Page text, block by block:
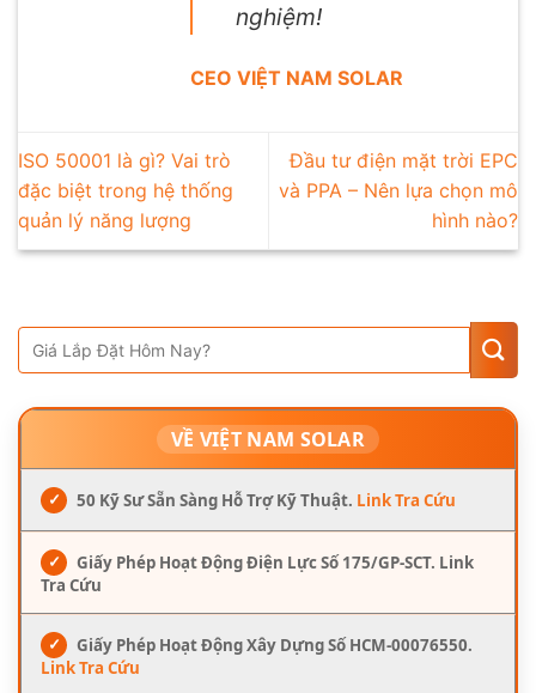
nghiệm!
CEO VIỆT NAM SOLAR
ISO 50001 là gì? Vai trò
đặc biệt trong hệ thống
quản lý năng lượng
Đầu tư điện mặt trời EPC
và PPA – Nên lựa chọn mô
hình nào?
VỀ VIỆT NAM SOLAR
✓ 50 Kỹ Sư Sẵn Sàng Hỗ Trợ Kỹ Thuật. Link Tra Cứu
✓
Giấy Phép Hoạt Động Điện Lực Số 175/GP-SCT. Link
Tra Cứu
✓
Giấy Phép Hoạt Động Xây Dựng Số HCM-00076550.
Link Tra Cứu